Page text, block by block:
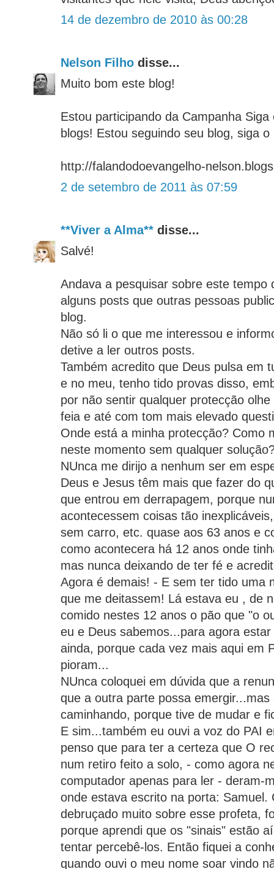
14 de dezembro de 2010 às 00:28
Nelson Filho disse...
Muito bom este blog!
Estou participando da Campanha
blogs! Estou seguindo seu blog, siga o
http://falandodoevangelho-
2 de setembro de 2011 às 07:59
**Viver a Alma** disse...
Salvé!
Andava a pesquisar sobre este tempo
alguns posts que outras pessoas
blog.
Não só li o que me interessou e
detive a ler outros posts.
Também acredito que Deus pulsa em
e no meu, tenho tido provas disso,
por não sentir qualquer protecção
feia e até com tom mais elevado
Onde está a minha protecção? Como
neste momento sem qualquer
NUnca me dirijo a nenhum ser em
Deus e Jesus têm mais que fazer do
que entrou em derrapagem, porque
acontecessem coisas tão
sem carro, etc. quase aos 63 anos e
como acontecera há 12 anos onde
mas nunca deixando de ter fé e
Agora é demais! - E sem ter tido uma
que me deitassem! Lá estava eu , de
comido nestes 12 anos o pão que "o
eu e Deus sabemos...para agora
ainda, porque cada vez mais aqui em
pioram...
NUnca coloquei em dúvida que a
que a outra parte possa emergir...mas
caminhando, porque tive de mudar e
E sim...também eu ouvi a voz do PAI
penso que para ter a certeza que O
num retiro feito a solo, - como agora
computador apenas para ler - deram-
onde estava escrito na porta: Samuel.
debruçado muito sobre esse profeta,
porque aprendi que os "sinais" estão
tentar percebê-los. Então fiquei a
quando ouvi o meu nome soar vindo